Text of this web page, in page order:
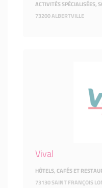
ACTIVITÉS SPÉCIALISÉES,
73200 ALBERTVILLE
Vival
HÔTELS, CAFÉS ET
73130 SAINT FRANÇOIS